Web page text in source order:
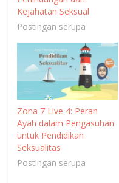
Kejahatan Seksual
Postingan serupa
Zona 7 Live 4: Peran
Ayah dalam Pengasuhan
untuk Pendidikan
Seksualitas
Postingan serupa